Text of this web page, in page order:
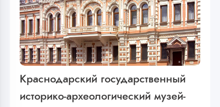
Краснодарский государственный
историко-археологический музей-